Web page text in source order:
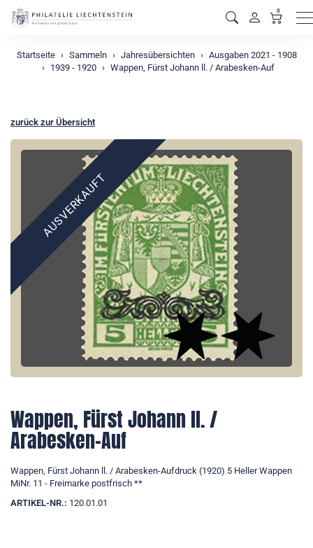
0
Startseite Sammeln Jahresübersichten
Ausgaben 2021 - 1908
1939 - 1920
Wappen, Fürst Johann ll. / Arabesken-Auf
zurück zur Übersicht
AUSVERKAUFT
Wappen, Fürst Johann ll. /
Arabesken-Auf
Wappen, Fürst Johann ll. / Arabesken-Aufdruck (1920) 5 Heller Wappen
MiNr. 11 - Freimarke postfrisch **
ARTIKEL-NR.: 120.01.01